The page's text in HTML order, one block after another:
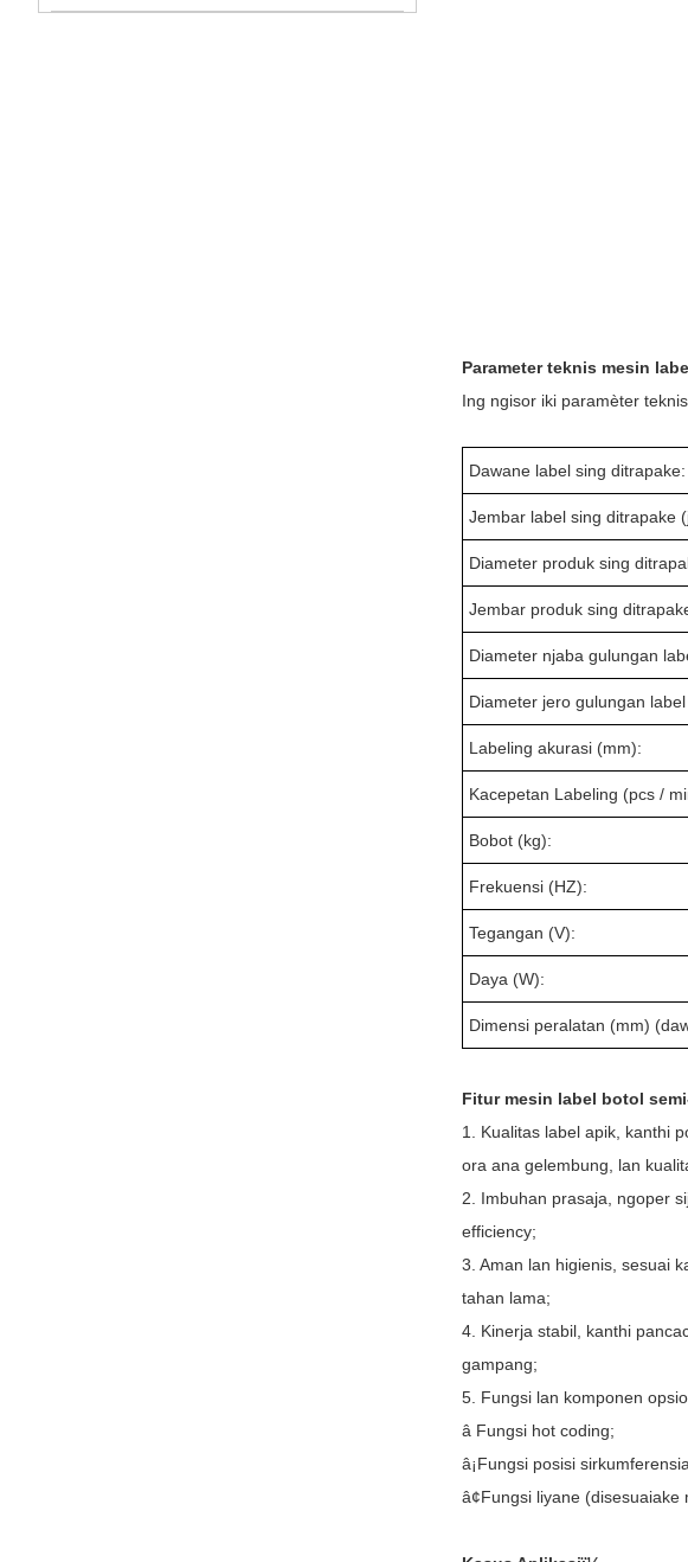
Parameter teknis mesin
Ing ngisor iki paramèter
Dawane label sing ditrapake:
Jembar label sing ditrapake
Diameter produk sing
Jembar produk sing
Diameter njaba gulungan
Diameter jero gulungan
Labeling akurasi (mm):
Kacepetan Labeling (pcs /
Bobot (kg):
Frekuensi (HZ):
Tegangan (V):
Daya (W):
Dimensi peralatan (mm)
Fitur mesin label botol
1. Kualitas label apik, kanthi
ora ana gelembung, lan
2. Imbuhan prasaja, ngoper
efficiency;
3. Aman lan higienis, sesuai
tahan lama;
4. Kinerja stabil, kanthi
gampang;
5. Fungsi lan komponen
â Fungsi hot coding;
â¡Fungsi posisi
â¢Fungsi liyane (disesuaiake